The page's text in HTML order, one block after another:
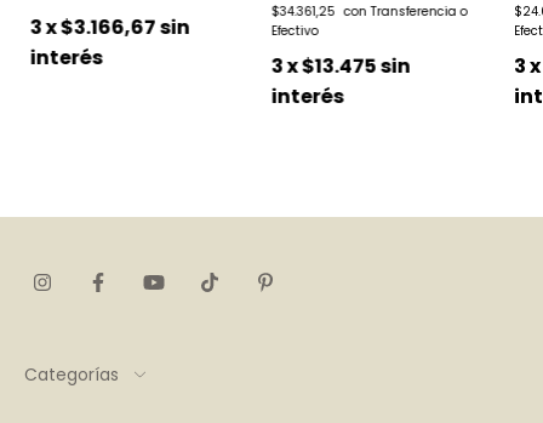
3x$3.166,67sin
interés
$34.361,25
3x$13.475sin
interés
3x
Categorías